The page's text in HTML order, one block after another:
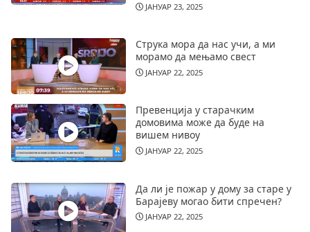
ЈАНУАР 23, 2025
Струка мора да нас учи, а ми
морамо да мењамо свест
ЈАНУАР 22, 2025
Превенција у старачким
домовима може да буде на
вишем нивоу
ЈАНУАР 22, 2025
Да ли је пожар у дому за старе у
Барајеву могао бити спречен?
ЈАНУАР 22, 2025